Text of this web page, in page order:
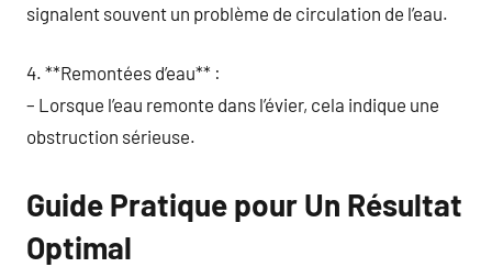
signalent souvent un problème de circulation de l’eau.
4. **Remontées d’eau** :
– Lorsque l’eau remonte dans l’évier, cela indique une
obstruction sérieuse.
Guide Pratique pour Un Résultat
Optimal